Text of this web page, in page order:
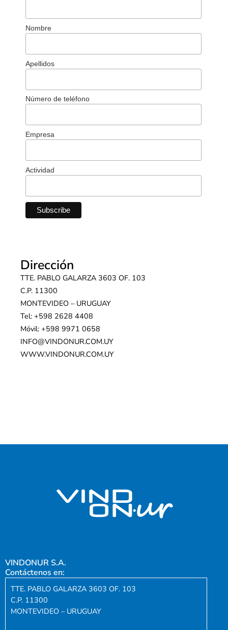
Nombre
Apellidos
Número de teléfono
Empresa
Actividad
Dirección
TTE. PABLO GALARZA 3603 OF. 103
C.P. 11300
MONTEVIDEO – URUGUAY
Tel: +598 2628 4408
Móvil: +598 9971 0658
INFO@VINDONUR.COM.UY
WWW.VINDONUR.COM.UY
VINDONUR S.A.
Contáctenos en:
TTE. PABLO GALARZA 3603 OF. 103
C.P. 11300
MONTEVIDEO – URUGUAY